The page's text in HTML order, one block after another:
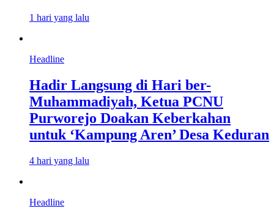
1 hari yang lalu
Headline
Hadir Langsung di Hari ber-
Muhammadiyah, Ketua PCNU
Purworejo Doakan Keberkahan
untuk ‘Kampung Aren’ Desa Keduran
4 hari yang lalu
Headline